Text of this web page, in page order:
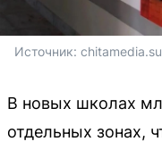
Источник: chitamedia.su
В новых школах
отдельных зонах,